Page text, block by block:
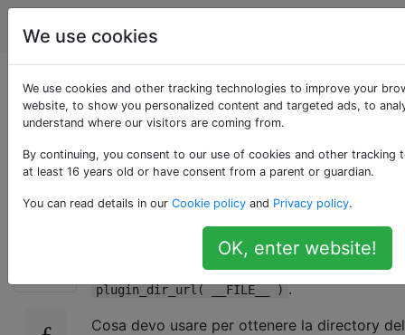
WordPress
Come ottenere il
percorso al tema
attuale?
Questo codice viene utilizzato per ottenere la
directory del plugin corrente:
plugin_dir_url( __FILE__ ) .
Cosa devo usare per ottenere la directory del
We use cookies
We use cookies and other tracking technologies to improve your
website, to show you personalized content and targeted ads, to
understand where our visitors are coming from.
By continuing, you consent to our use of cookies and other tracking
at least 16 years old or have consent from a parent or guardian.
You can read details in our Cookie policy and Privacy policy.
OK, enter website!